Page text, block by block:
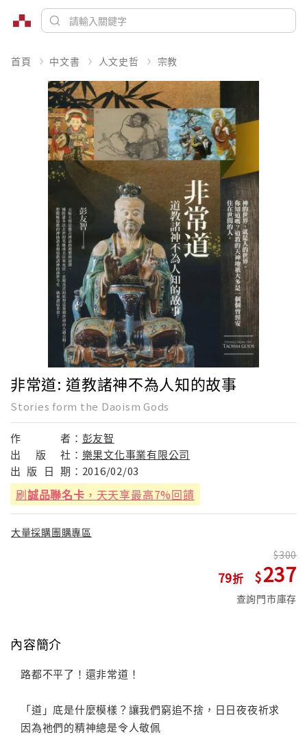
首頁 中文書 人文史哲 宗教
非常道: 道教諸神不為人知的故事
Stories form the Daoism Gods
作 者： 彭友智
出
版 社： 樂果文化事業有限公司
出 版 日 期： 2016/02/03
刷誠品聯名卡 ，天天享最高7%回饋
大量採購團購專區
79
300
237
查詢門市庫存
內容簡介
路都不平了！還非常道！
「道」底是什麼模樣？讓我們窮追不捨，日日夜夜祈求
因為祂們的精神總是令人敬佩